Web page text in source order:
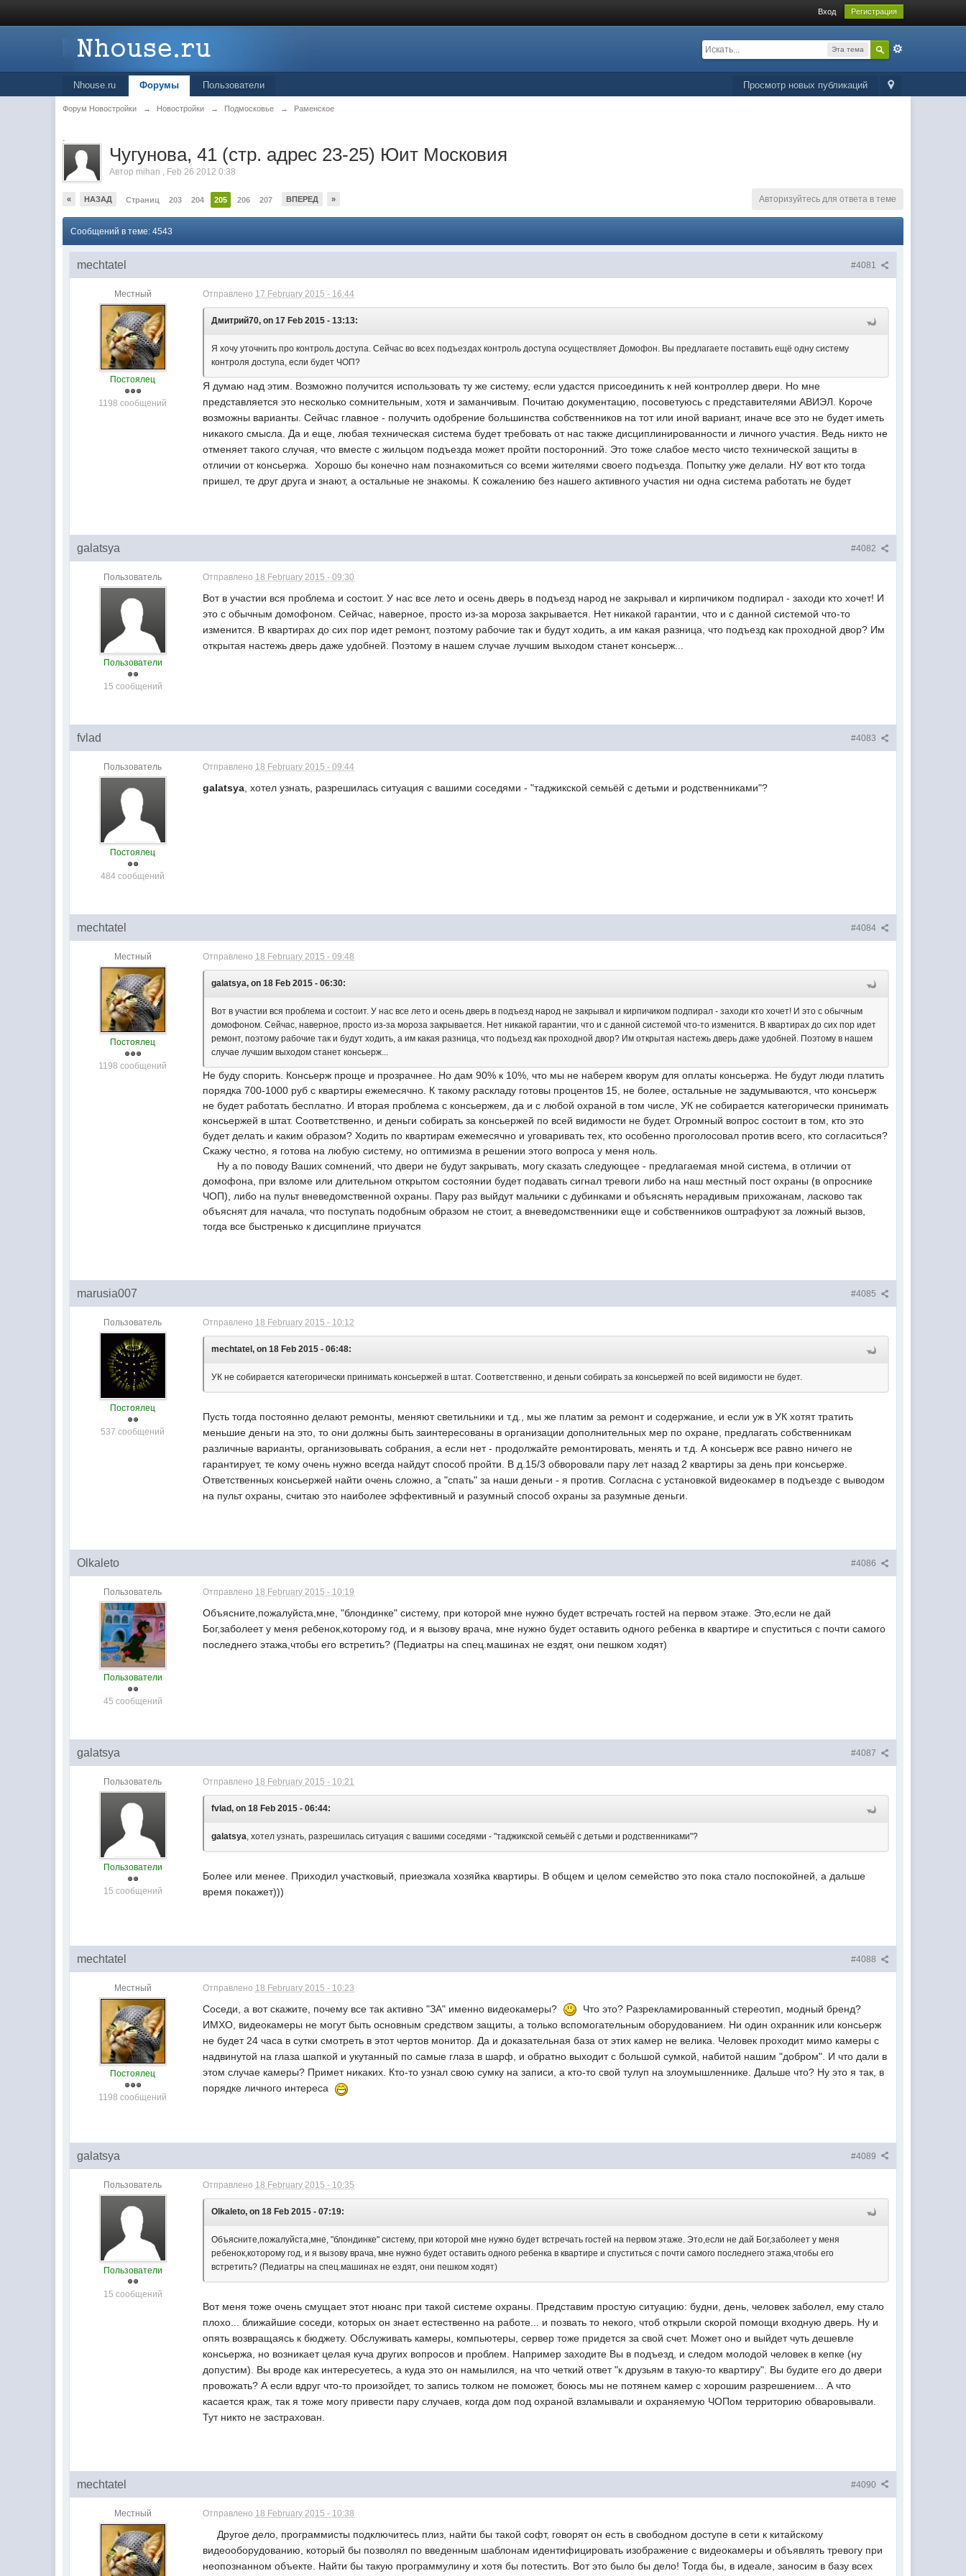
Вход Регистрация
Эта тема
Просмотр новых публикаций
Nhouse.ru Форумы Пользователи
Форум Новостройки → Новостройки → Подмосковье → Раменское
.
Чугунова, 41 (стр. адрес 23-25) Юит Московия
Автор mihan , Feb 26 2012 0:38
« НАЗАД Страниц 203 204 205 206 207 ВПЕРЕД » Авторизуйтесь для ответа в теме
Сообщений в теме: 4543
#4081
mechtatel
Местный
Постоялец
1198 сообщений
Отправлено 17 February 2015 - 16:44
Дмитрий70, on 17 Feb 2015 - 13:13:
Я хочу уточнить про контроль доступа. Сейчас во всех подъездах контроль доступа осуществляет Домофон. Вы предлагаете поставить ещё одну систему
контроля доступа, если будет ЧОП?
Я думаю над этим. Возможно получится использовать ту же систему, если удастся присоединить к ней контроллер двери. Но мне
представляется это несколько сомнительным, хотя и заманчивым. Почитаю документацию, посоветуюсь с представителями АВИЭЛ. Короче
возможны варианты. Сейчас главное - получить одобрение большинства собственников на тот или иной вариант, иначе все это не будет иметь
никакого смысла. Да и еще, любая техническая система будет требовать от нас также дисциплинированности и личного участия. Ведь никто не
отменяет такого случая, что вместе с жильцом подъезда может пройти посторонний. Это тоже слабое место чисто технической защиты в
отличии от консьержа. Хорошо бы конечно нам познакомиться со всеми жителями своего подъезда. Попытку уже делали. НУ вот кто тогда
пришел, те друг друга и знают, а остальные не знакомы. К сожалению без нашего активного участия ни одна система работать не будет
#4082
galatsya
Пользователь
Пользователи
15 сообщений
Отправлено 18 February 2015 - 09:30
Вот в участии вся проблема и состоит. У нас все лето и осень дверь в подъезд народ не закрывал и кирпичиком подпирал - заходи кто хочет! И
это с обычным домофоном. Сейчас, наверное, просто из-за мороза закрывается. Нет никакой гарантии, что и с данной системой что-то
изменится. В квартирах до сих пор идет ремонт, поэтому рабочие так и будут ходить, а им какая разница, что подъезд как проходной двор? Им
открытая настежь дверь даже удобней. Поэтому в нашем случае лучшим выходом станет консьерж...
#4083
fvlad
Пользователь
Постоялец
484 сообщений
Отправлено 18 February 2015 - 09:44
galatsya , хотел узнать, разрешилась ситуация с вашими соседями - "таджикской семьёй с детьми и родственниками"?
#4084
mechtatel
Местный
Постоялец
1198 сообщений
Отправлено 18 February 2015 - 09:48
galatsya, on 18 Feb 2015 - 06:30:
Вот в участии вся проблема и состоит. У нас все лето и осень дверь в подъезд народ не закрывал и кирпичиком подпирал - заходи кто хочет! И это с обычным
домофоном. Сейчас, наверное, просто из-за мороза закрывается. Нет никакой гарантии, что и с данной системой что-то изменится. В квартирах до сих пор идет
ремонт, поэтому рабочие так и будут ходить, а им какая разница, что подъезд как проходной двор? Им открытая настежь дверь даже удобней. Поэтому в нашем
случае лучшим выходом станет консьерж...
Не буду спорить. Консьерж проще и прозрачнее. Но дам 90% к 10%, что мы не наберем кворум для оплаты консьержа. Не будут люди платить
порядка 700-1000 руб с квартиры ежемесячно. К такому раскладу готовы процентов 15, не более, остальные не задумываются, что консьерж
не будет работать бесплатно. И вторая проблема с консьержем, да и с любой охраной в том числе, УК не собирается категорически принимать
консьержей в штат. Соответственно, и деньги собирать за консьержей по всей видимости не будет. Огромный вопрос состоит в том, кто это
будет делать и каким образом? Ходить по квартирам ежемесячно и уговаривать тех, кто особенно проголосовал против всего, кто согласиться?
Скажу честно, я готова на любую систему, но оптимизма в решении этого вопроса у меня ноль.
Ну а по поводу Ваших сомнений, что двери не будут закрывать, могу сказать следующее - предлагаемая мной система, в отличии от
домофона, при взломе или длительном открытом состоянии будет подавать сигнал тревоги либо на наш местный пост охраны (в опроснике
ЧОП), либо на пульт вневедомственной охраны. Пару раз выйдут мальчики с дубинками и объяснять нерадивым прихожанам, ласково так
объяснят для начала, что поступать подобным образом не стоит, а вневедомственники еще и собственников оштрафуют за ложный вызов,
тогда все быстренько к дисциплине приучатся
#4085
marusia007
Пользователь
Постоялец
537 сообщений
Отправлено 18 February 2015 - 10:12
mechtatel, on 18 Feb 2015 - 06:48:
УК не собирается категорически принимать консьержей в штат. Соответственно, и деньги собирать за консьержей по всей видимости не будет.
Пусть тогда постоянно делают ремонты, меняют светильники и т.д., мы же платим за ремонт и содержание, и если уж в УК хотят тратить
меньшие деньги на это, то они должны быть заинтересованы в организации дополнительных мер по охране, предлагать собственникам
различные варианты, организовывать собрания, а если нет - продолжайте ремонтировать, менять и т.д. А консьерж все равно ничего не
гарантирует, те кому очень нужно всегда найдут способ пройти. В д.15/3 обворовали пару лет назад 2 квартиры за день при консьерже.
Ответственных консьержей найти очень сложно, а "спать" за наши деньги - я против. Согласна с установкой видеокамер в подъезде с выводом
на пульт охраны, считаю это наиболее эффективный и разумный способ охраны за разумные деньги.
#4086
Olkaleto
Пользователь
Пользователи
45 сообщений
Отправлено 18 February 2015 - 10:19
Объясните,пожалуйста,мне, "блондинке" систему, при которой мне нужно будет встречать гостей на первом этаже. Это,если не дай
Бог,заболеет у меня ребенок,которому год, и я вызову врача, мне нужно будет оставить одного ребенка в квартире и спуститься с почти самого
последнего этажа,чтобы его встретить? (Педиатры на спец.машинах не ездят, они пешком ходят)
#4087
galatsya
Пользователь
Пользователи
15 сообщений
Отправлено 18 February 2015 - 10:21
fvlad, on 18 Feb 2015 - 06:44:
galatsya, хотел узнать, разрешилась ситуация с вашими соседями - "таджикской семьёй с детьми и родственниками"?
Более или менее. Приходил участковый, приезжала хозяйка квартиры. В общем и целом семейство это пока стало поспокойней, а дальше
время покажет)))
#4088
mechtatel
Местный
Постоялец
1198 сообщений
Отправлено 18 February 2015 - 10:23
Соседи, а вот скажите, почему все так активно "ЗА" именно видеокамеры?
Что это? Разрекламированный стереотип, модный бренд?
ИМХО, видеокамеры не могут быть основным средством защиты, а только вспомогательным оборудованием. Ни один охранник или консьерж
не будет 24 часа в сутки смотреть в этот чертов монитор. Да и доказательная база от этих камер не велика. Человек проходит мимо камеры с
надвинутой на глаза шапкой и укутанный по самые глаза в шарф, и обратно выходит с большой сумкой, набитой нашим "добром". И что дали в
этом случае камеры? Примет никаких. Кто-то узнал свою сумку на записи, а кто-то свой тулуп на злоумышленнике. Дальше что? Ну это я так, в
порядке личного интереса
#4089
galatsya
Пользователь
Пользователи
15 сообщений
Отправлено 18 February 2015 - 10:35
Olkaleto, on 18 Feb 2015 - 07:19:
Объясните,пожалуйста,мне, "блондинке" систему, при которой мне нужно будет встречать гостей на первом этаже. Это,если не дай Бог,заболеет у меня
ребенок,которому год, и я вызову врача, мне нужно будет оставить одного ребенка в квартире и спуститься с почти самого последнего этажа,чтобы его
встретить? (Педиатры на спец.машинах не ездят, они пешком ходят)
Вот меня тоже очень смущает этот нюанс при такой системе охраны. Представим простую ситуацию: будни, день, человек заболел, ему стало
плохо... ближайшие соседи, которых он знает естественно на работе... и позвать то некого, чтоб открыли скорой помощи входную дверь. Ну и
опять возвращаясь к бюджету. Обслуживать камеры, компьютеры, сервер тоже придется за свой счет. Может оно и выйдет чуть дешевле
консьержа, но возникает целая куча других вопросов и проблем. Например заходите Вы в подъезд, и следом молодой человек в кепке (ну
допустим). Вы вроде как интересуетесь, а куда это он намылился, на что четкий ответ "к друзьям в такую-то квартиру". Вы будите его до двери
провожать? А если вдруг что-то произойдет, то запись толком не поможет, боюсь мы не потянем камер с хорошим разрешением... А что
касается краж, так я тоже могу привести пару случаев, когда дом под охраной взламывали и охраняемую ЧОПом территорию обваровывали.
Тут никто не застрахован.
#4090
mechtatel
Местный Отправлено 18 February 2015 - 10:38
Другое дело, программисты подключитесь плиз, найти бы такой софт, говорят он есть в свободном доступе в сети к китайскому
видеооборудованию, который бы позволял по введенным шаблонам идентифицировать изображение с видеокамеры и объявлять тревогу при
неопознанном объекте. Найти бы такую программулину и хотя бы потестить. Вот это было бы дело! Тогда бы, в идеале, заносим в базу всех